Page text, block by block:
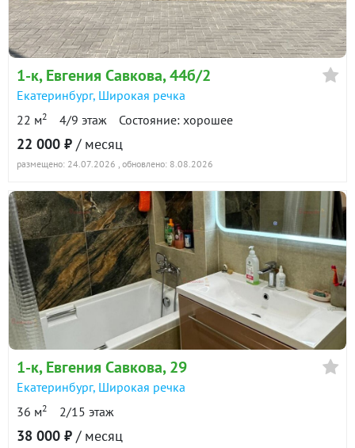
1-к, Евгения Савкова, 44б/2
Екатеринбург, Широкая речка
22 м2 4/9 этаж Состояние: хорошее
22 000 ₽ / месяц
размещено: 24.07.2026 , обновлено: 8.08.2026
1-к, Евгения Савкова, 29
Екатеринбург, Широкая речка
36 м2 2/15 этаж
38 000 ₽ / месяц